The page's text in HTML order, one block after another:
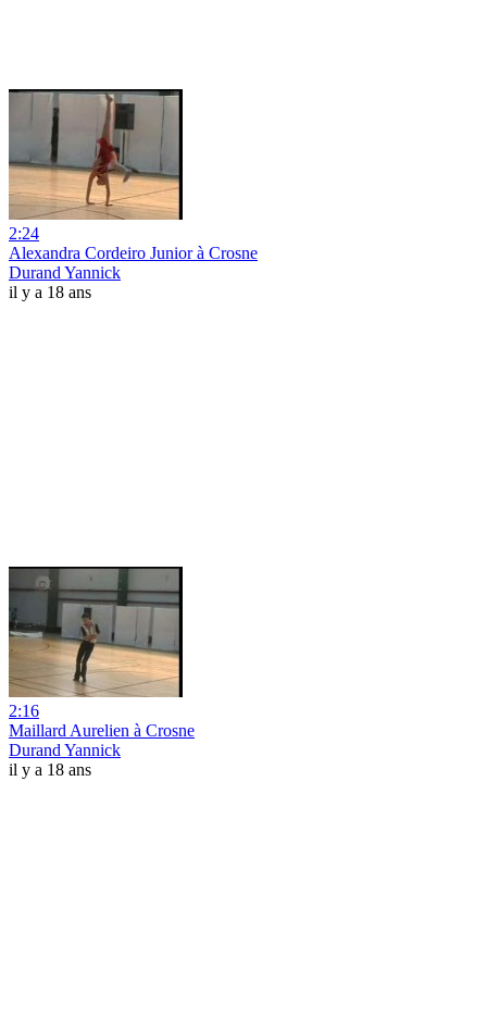
2:24
Alexandra Cordeiro Junior à Crosne
Durand Yannick
il y a 18 ans
2:16
Maillard Aurelien à Crosne
Durand Yannick
il y a 18 ans